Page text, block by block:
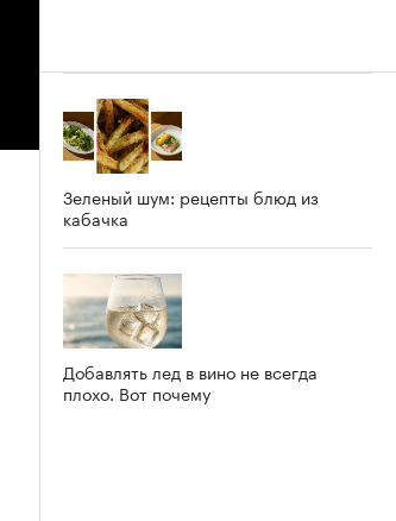
Зеленый шум: рецепты блюд из
кабачка
Добавлять лед в вино не всегда
плохо. Вот почему